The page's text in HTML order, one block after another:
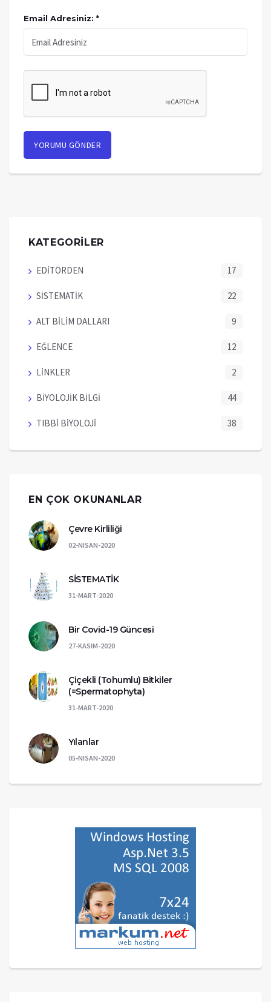
Email Adresiniz: *
KATEGORİLER
EDİTÖRDEN 17
SİSTEMATİK 22
ALT BİLİM DALLARI 9
EĞLENCE 12
LİNKLER 2
BİYOLOJİK BİLGİ 44
TIBBİ BİYOLOJİ 38
EN ÇOK OKUNANLAR
Çevre Kirliliği
02-NISAN-2020
SİSTEMATİK
31-MART-2020
Bir Covid-19 Güncesi
27-KASIM-2020
Çiçekli (Tohumlu) Bitkiler
(=Spermatophyta)
31-MART-2020
Yılanlar
05-NISAN-2020